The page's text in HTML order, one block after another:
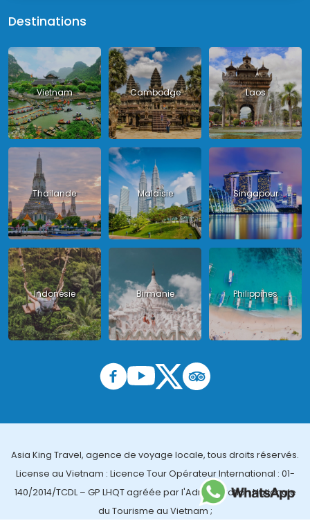
Destinations
Vietnam Cambodge Laos
Thailande Malaisie Singapour
Indonésie Birmanie Philippines
Asia King Travel, agence de voyage locale, tous droits réservés.
License au Vietnam : Licence Tour Opérateur International : 01-
140/2014/TCDL – GP LHQT agréée par l'Administration Nationale
du Tourisme au Vietnam ;